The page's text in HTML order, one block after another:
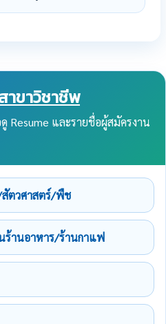
ขาวิชาชีพ
Resume และรายชื่อผู้สมัครงาน
สัตวศาสตร์/พืช
านอาหาร/ร้านกาแฟ